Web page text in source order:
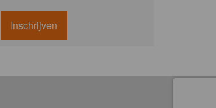
Inschrijven